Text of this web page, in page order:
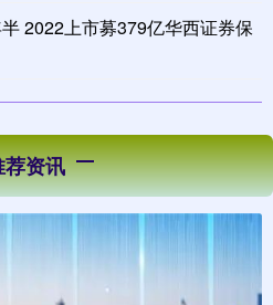
2022上市募379亿华西证券保
荐资讯